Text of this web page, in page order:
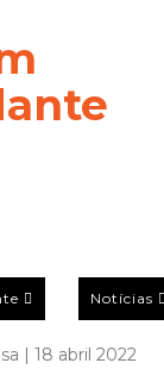
Notícias
| 18 abril 2022